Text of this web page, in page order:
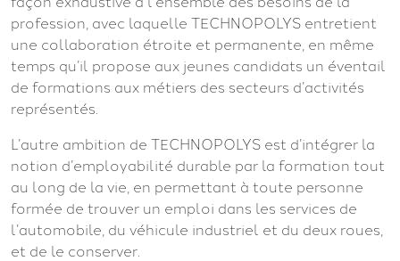
profession, avec laquelle TECHNOPOLYS entretient
une collaboration étroite et permanente, en même
temps qu’il propose aux jeunes candidats un éventail
de formations aux métiers des secteurs d’activités
représentés.
L’autre ambition de TECHNOPOLYS est d’intégrer la
notion d’employabilité durable par la formation tout
au long de la vie, en permettant à toute personne
formée de trouver un emploi dans les services de
l’automobile, du véhicule industriel et du deux roues,
et de le conserver.